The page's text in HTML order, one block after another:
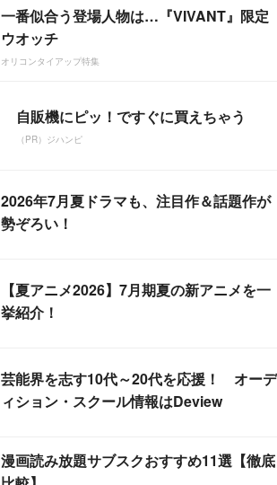
一番似合う登場人物は…『VIVANT』限定
ウオッチ
オリコンタイアップ特集
自販機にピッ！ですぐに買えちゃう
（PR）ジハンピ
2026年7月夏ドラマも、注目作＆話題作が
勢ぞろい！
【夏アニメ2026】7月期夏の新アニメを一
挙紹介！
芸能界を志す10代～20代を応援！ オーデ
ィション・スクール情報はDeview
漫画読み放題サブスクおすすめ11選【徹底